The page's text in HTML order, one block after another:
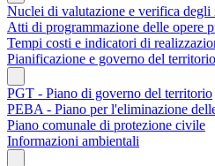
Nuclei di valutazione e verifica
Atti di programmazione delle opere
Tempi costi e indicatori di
Pianificazione e governo del territorio
PGT - Piano di governo del territorio
PEBA - Piano per l'eliminazione
Piano comunale di protezione civile
Informazioni ambientali